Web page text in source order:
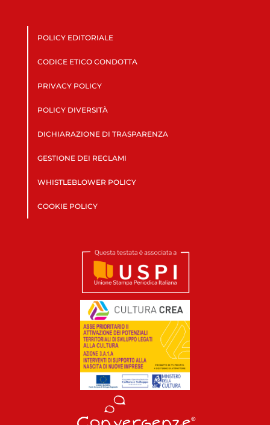
POLICY EDITORIALE
CODICE ETICO CONDOTTA
PRIVACY POLICY
POLICY DIVERSITÀ
DICHIARAZIONE DI TRASPARENZA
GESTIONE DEI RECLAMI
WHISTLEBLOWER POLICY
COOKIE POLICY